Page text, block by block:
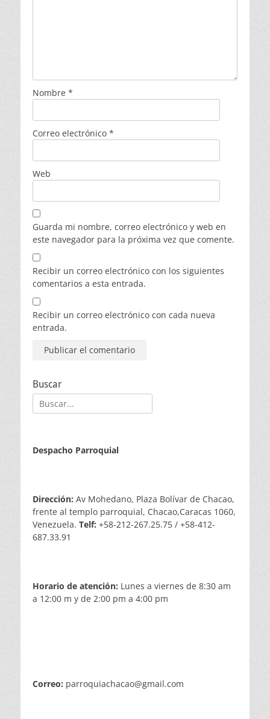
Nombre *
Correo electrónico *
Web
Guarda mi nombre, correo electrónico y web en
este navegador para la próxima vez que comente.
Recibir un correo electrónico con los siguientes
comentarios a esta entrada.
Recibir un correo electrónico con cada nueva
entrada.
Buscar
Buscar:
Despacho Parroquial
Dirección: Av Mohedano, Plaza Bolívar de Chacao,
frente al templo parroquial, Chacao,Caracas 1060,
Venezuela. Telf: +58-212-267.25.75 / +58-412-
687.33.91
Horario de atención: Lunes a viernes de 8:30 am
a 12:00 m y de 2:00 pm a 4:00 pm
Correo: parroquiachacao@gmail.com